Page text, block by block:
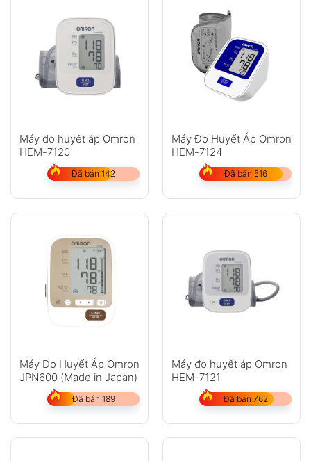
Máy đo huyết áp Omron
HEM-7120
Đã bán 142
Máy Đo Huyết Áp Omron
HEM-7124
Đã bán 516
Máy Đo Huyết Áp Omron
JPN600 (Made in Japan)
Đã bán 189
Máy đo huyết áp Omron
HEM-7121
Đã bán 762